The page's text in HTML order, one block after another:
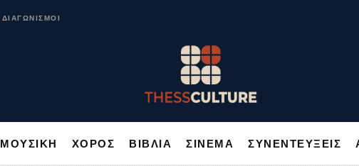
ΔΙΑΓΩΝΙΣΜΟΙ
ΜΟΥΣΙΚΗ ΧΟΡΟΣ ΒΙΒΛΙΑ ΣΙΝΕΜΑ ΣΥΝΕΝΤΕΥΞΕΙΣ
ΜΟΥΣΙΚΗ